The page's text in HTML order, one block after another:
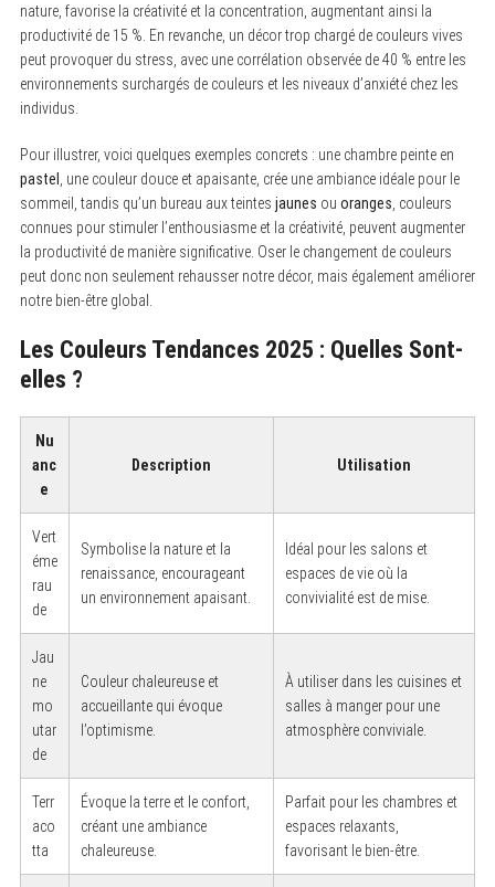
nature, favorise la créativité et la concentration, augmentant ainsi la
productivité de 15 %. En revanche, un décor trop chargé de couleurs vives
peut provoquer du stress, avec une corrélation observée de 40 % entre les
environnements surchargés de couleurs et les niveaux d’anxiété chez les
individus.
Pour illustrer, voici quelques exemples concrets : une chambre peinte en
pastel
, une couleur douce et apaisante, crée une ambiance idéale pour le
sommeil, tandis qu’un bureau aux teintes jaunes ou oranges , couleurs
connues pour stimuler l’enthousiasme et la créativité, peuvent augmenter
la productivité de manière significative. Oser le changement de couleurs
peut donc non seulement rehausser notre décor, mais également améliorer
notre bien-être global.
Les Couleurs Tendances 2025 : Quelles Sont-
elles ?
Nu
anc
e
Description Utilisation
Vert
éme
rau
de
Symbolise la nature et la
renaissance, encourageant
un environnement apaisant.
Idéal pour les salons et
espaces de vie où la
convivialité est de mise.
Jau
ne
mo
utar
de
Couleur chaleureuse et
accueillante qui évoque
l’optimisme.
À utiliser dans les cuisines et
salles à manger pour une
atmosphère conviviale.
Terr
aco
tta
Évoque la terre et le confort,
créant une ambiance
chaleureuse.
Parfait pour les chambres et
espaces relaxants,
favorisant le bien-être.